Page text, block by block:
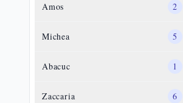
Amos 2
Michea 5
Abacuc 1
Zaccaria 6